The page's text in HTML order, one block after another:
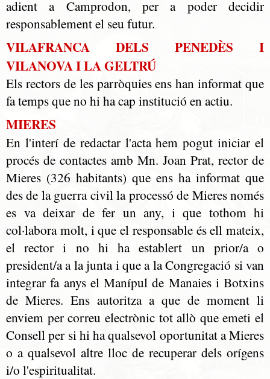
adient a Camprodon, per a poder decidir
responsablement el seu futur.
VILAFRANCA DELS PENEDÈS I
VILANOVA I LA GELTRÚ
Els rectors de les parròquies ens han informat que
fa temps que no hi ha cap institució en actiu.
MIERES
En l'interí de redactar l'acta hem pogut iniciar el
procés de contactes amb Mn. Joan Prat, rector de
Mieres (326 habitants) que ens ha informat que
des de la guerra civil la processó de Mieres només
es va deixar de fer un any, i que tothom hi
col·labora molt, i que el responsable és ell mateix,
el rector i no hi ha establert un prior/a o
president/a a la junta i que a la Congregació si van
integrar fa anys el Manípul de Manaies i Botxins
de Mieres. Ens autoritza a que de moment li
enviem per correu electrònic tot allò que emeti el
Consell per si hi ha qualsevol oportunitat a Mieres
o a qualsevol altre lloc de recuperar dels orígens
i/o l'espiritualitat.